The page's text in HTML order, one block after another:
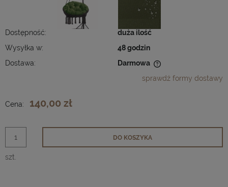
Dostępność:
duża ilość
Wysyłka w:
48 godzin
Dostawa:
Darmowa
sprawdź formy dostawy
Cena: 140,00 zł
szt.
DO KOSZYKA